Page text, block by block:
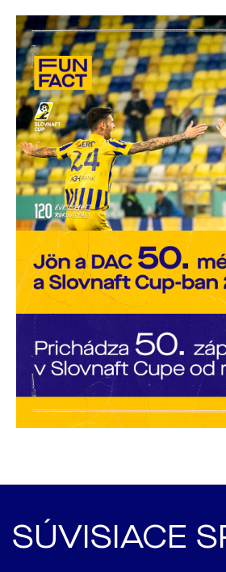
SÚVISIACE